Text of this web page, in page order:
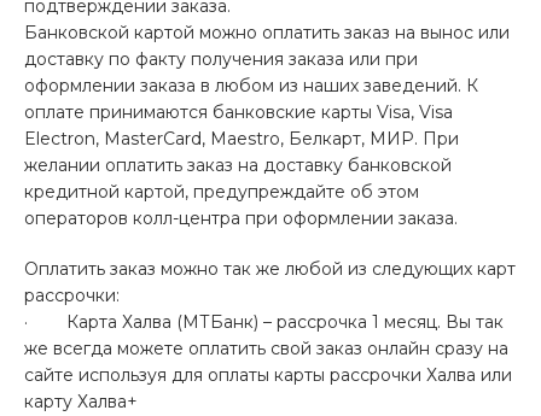
подтверждении заказа.
Банковской картой можно оплатить заказ на вынос или
доставку по факту получения заказа или при
оформлении заказа в любом из наших заведений. К
оплате принимаются банковские карты Visa, Visa
Electron, MasterCard, Maestro, Белкарт, МИР. При
желании оплатить заказ на доставку банковской
кредитной картой, предупреждайте об этом
операторов колл-центра при оформлении заказа.
Оплатить заказ можно так же любой из следующих карт
рассрочки:
· Карта Халва (МТБанк) – рассрочка 1 месяц. Вы так
же всегда можете оплатить свой заказ онлайн сразу на
сайте используя для оплаты карты рассрочки Халва или
карту Халва+